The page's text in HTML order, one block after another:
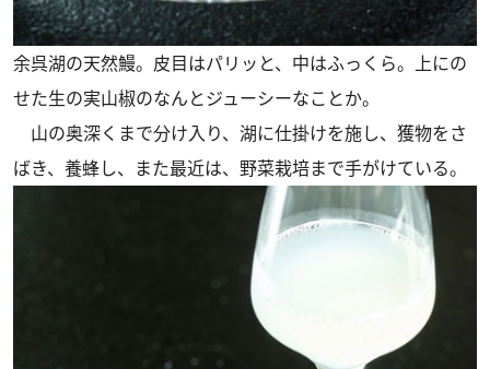
余呉湖の天然鰻。皮目はパリッと、中はふっくら。上にの
せた生の実山椒のなんとジューシーなことか。
山の奥深くまで分け入り、湖に仕掛けを施し、獲物をさ
ばき、養蜂し、また最近は、野菜栽培まで手がけている。